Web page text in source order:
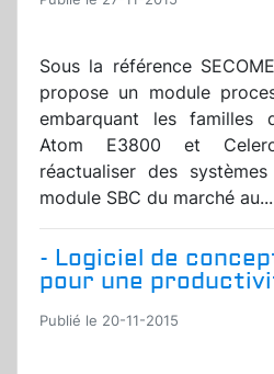
Sous la référence
propose un module
embarquant les familles
Atom E3800 et
réactualiser des
module SBC du marché au...
- Logiciel de
pour une
Publié le 20-11-2015